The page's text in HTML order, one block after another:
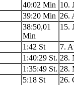
40:02 Min 10.
39:20 Min 26.
38:50,01
Min
15.
1:42 St
7.
1:40:29 St. 28.
1:35:49 St. 28.
5:18 St
26.